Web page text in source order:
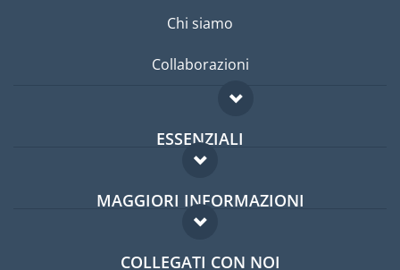
Chi siamo
Collaborazioni
ESSENZIALI
Forum per expat
Guida per expat
MAGGIORI INFORMAZIONI
Domande frequenti
COLLEGATI CON NOI